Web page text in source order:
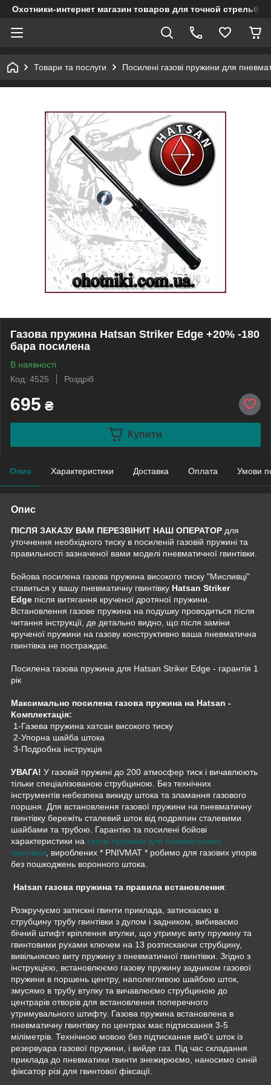
Охотники-интернет магазин товаров для точной стрельбы
Товари та послуги Посилені газові пружини для
Газова пружина Hatsan Striker Edge +20% -180
бара посилена
В наявності
Код: 4525
Роздріб
695 ₴
Купити
Опис Характеристики Доставка Оплата Умови
Опис
ПІСЛЯ ЗАКАЗУ ВАМ ПЕРЕЗВІНИТ НАШ ОПЕРАТОР для
уточнення необхідного тиску в посиленій газовій пружині та
правильності зазначеної вами моделі пневматичної гвинтівки.
Бойова посилена газова пружина високого тиску "Мисливці"
ставиться у вашу пневматичну гвинтівку Hatsan Striker
Edge після витягання крученої дротяної пружини.
Встановлення газове пружина на подушку проводиться після
читання інструкції, де детально видно, що після заміни
крученої пружини на газову конструктивно ваша пневматична
гвинтівка не постраждає.
Посилена газова пружина для Hatsan Striker Edge - гарантія 1
рік
Максимально посилена газова пружина на Hatsan -
Комплектація:
1-Газева пружина хатсан високого тиску
2-Упорна шайба штока
3-Подробна інструкція
УВАГА! У газовій пружині до 200 атмосфер тиск і вичавлюють
тільки спеціалізованою струбциною. Без технічних
інструментів небезпека викиду штока та зламання газового
поршня. Для встановлення газової пружини на пневматичну
гвинтівку бережіть сталевий шток від подряпин сталевими
шайбами та трубою. Гарантію та посилені бойові
характеристики на газові пружини для пневматичних
гвинтівок , вироблених * PNIVMAT * робимо для газових упорів
без пошкоджень воронного штока.
Hatsan газова пружина та правила встановлення:
Розкручуємо затискні гвинти приклада, затискаємо в
струбцину трубу гвинтівки з дулом і задником, вибиваємо
бічний штифт кріплення втулки, що утримує виту пружину та
гвинтовими рухами ключем на 13 розтискаючи струбцину,
вивільняємо виту пружину з пневматичної гвинтівки. Згідно з
інструкцією, встановлюємо газову пружину задником газової
пружини в поршень центру, наполегливою шайбою шток,
змусямо в трубу втулку та вичавлюємо струбциною до
центрарів отворів для встановлення поперечного
утримувального штифту. Газова пружина встановлена в
пневматичну гвинтівку по центрах має підтискання 3-5
міліметрів. Технічною мовою без підтискання виб'є шток із
резервуара газової пружини, і вийде газ. Під час складання
приклада до пневматики гвинти знежирюємо, наносимо синій
фіксатор різі для гвинтової фіксації.